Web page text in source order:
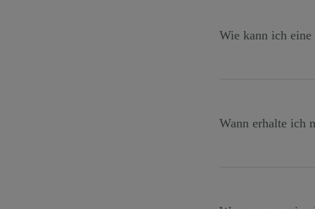
Wie kann ich eine
Wann erhalte ich